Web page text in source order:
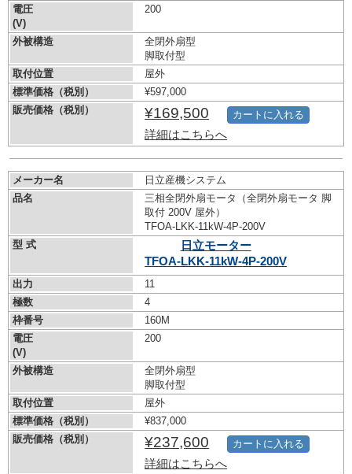
電圧
(V)
200
外被構造
全閉外扇型
脚取付型
取付位置
屋外
標準価格（税別）
¥597,000
販売価格（税別）
¥169,500
詳細はこちらへ
カートに入れる
メーカー名
日立産機システム
品名
三相全閉外扇モータ（全閉外扇モータ 脚
取付 200V 屋外）
TFOA-LKK-11kW-4P-200V
型 式
日立モーター
TFOA-LKK-11kW-4P-200V
出力
11
極数
4
枠番号
160M
電圧
(V)
200
外被構造
全閉外扇型
脚取付型
取付位置
屋外
標準価格（税別）
¥837,000
販売価格（税別）
¥237,600
詳細はこちらへ
カートに入れる